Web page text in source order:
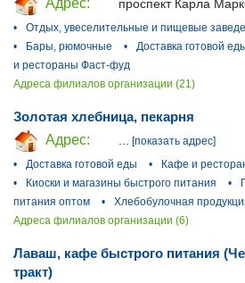
Адрес:
проспект Карла
•
Отдых, увеселительные и пищевые
•
Бары, рюмочные • Доставка готовой
и рестораны Фаст-фуд
Адреса филиалов организации (21)
Золотая хлебница, пекарня
Адрес:
[показать адрес]
•
Доставка готовой еды •
Кафе и
•
Киоски и магазины быстрого питания •
питания оптом
•
Хлебобулочная
Адреса филиалов организации (6)
Лаваш, кафе быстрого питания
тракт)